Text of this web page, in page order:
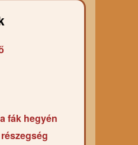
fák hegyén